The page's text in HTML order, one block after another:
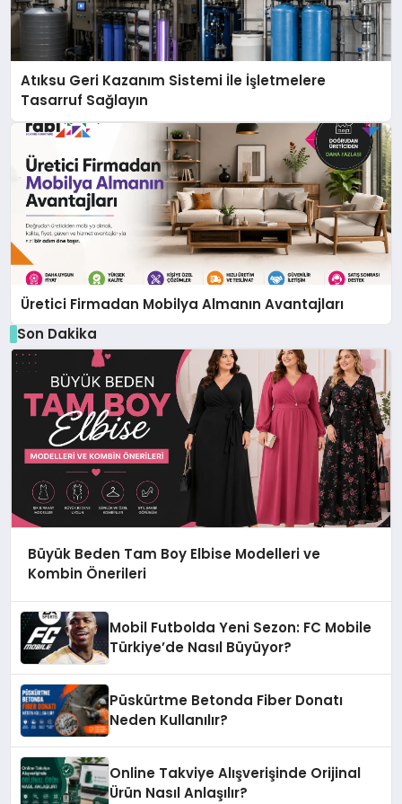
Atıksu Geri Kazanım Sistemi İle İşletmelere
Tasarruf Sağlayın
Üretici Firmadan Mobilya Almanın Avantajları
Son Dakika
Büyük Beden Tam Boy Elbise Modelleri ve
Kombin Önerileri
Mobil Futbolda Yeni Sezon: FC Mobile
Türkiye’de Nasıl Büyüyor?
Püskürtme Betonda Fiber Donatı
Neden Kullanılır?
Online Takviye Alışverişinde Orijinal
Ürün Nasıl Anlaşılır?